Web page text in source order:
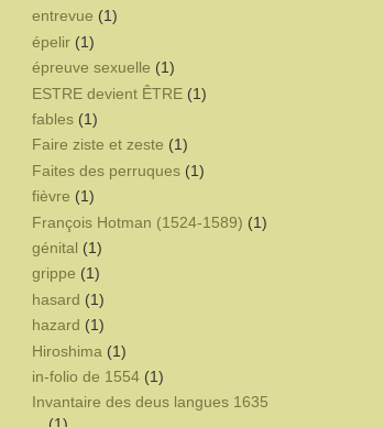
entrevue (1)
épelir (1)
épreuve sexuelle (1)
ESTRE devient ÊTRE (1)
fables (1)
Faire ziste et zeste (1)
Faites des perruques (1)
fièvre (1)
François Hotman (1524-1589) (1)
génital (1)
grippe (1)
hasard (1)
hazard (1)
Hiroshima (1)
in-folio de 1554 (1)
Invantaire des deus langues 1635